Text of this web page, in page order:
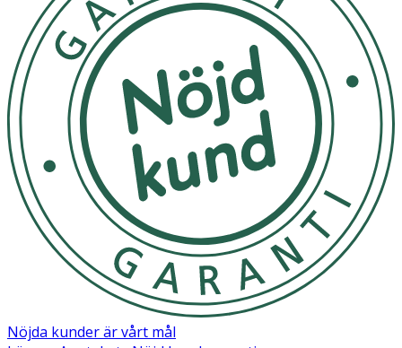
Aqua, Cetearyl Alcohol, Behenamidopropyl
Dimethylamine, Diethylhexyl Carbonate, Polyquaternium-
116, Macadamia Seed Oil Polyglyceryl-4 Esters, Olus Oil,
Propanediol, Glycerin, Hydrolyzed Rice Protein, Camellia
Sinensis Leaf Extract, Mentha Piperita Leaf Extract,
Saccharomyces Ferment Lysate Filtrate, Tilia Tomentosa
Bud Extract, Ascorbyl Palmitate, Tocopherol,
Lauroyl/Myristoyl Methyl Glucamide , Quaternium-95,
Butylene Glycol, Lecithin, Sodium Cetearyl Sulfate, Lactic
Acid, Citric Acid, Pentaerythrityl Tetra-di-t-butyl
Hydroxyhydrocinnamate, Ethylhexylglycerin,
Phenoxyethanol, Sodium Benzoate, Potassium Sorbate,
Sorbic Acid, Parfum
Nöjda kunder är vårt mål